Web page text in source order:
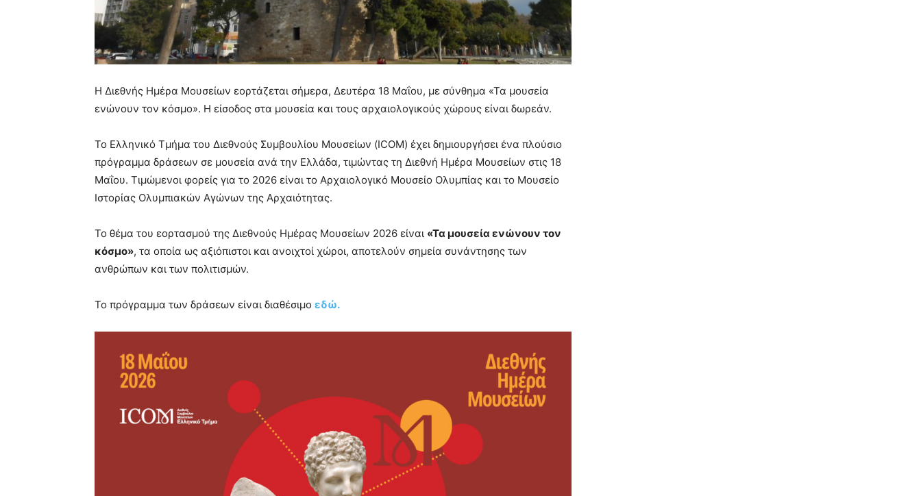
Η Διεθνής Ημέρα Μουσείων εορτάζεται σήμερα, Δευτέρα 18 Μαΐου, με σύνθημα «Τα μουσεία
ενώνουν τον κόσμο». Η είσοδος στα μουσεία και τους αρχαιολογικούς χώρους είναι δωρεάν.
Το Ελληνικό Τμήμα του Διεθνούς Συμβουλίου Μουσείων (ICOM) έχει δημιουργήσει ένα πλούσιο
πρόγραμμα δράσεων σε μουσεία ανά την Ελλάδα, τιμώντας τη Διεθνή Ημέρα Μουσείων στις 18
Μαΐου. Τιμώμενοι φορείς για το 2026 είναι το Αρχαιολογικό Μουσείο Ολυμπίας και το Μουσείο
Ιστορίας Ολυμπιακών Αγώνων της Αρχαιότητας.
Το θέμα του εορτασμού της Διεθνούς Ημέρας Μουσείων 2026 είναι «Τα μουσεία ενώνουν τον
κόσμο», τα οποία ως αξιόπιστοι και ανοιχτοί χώροι, αποτελούν σημεία συνάντησης των
ανθρώπων και των πολιτισμών.
Το πρόγραμμα των δράσεων είναι διαθέσιμο εδώ.